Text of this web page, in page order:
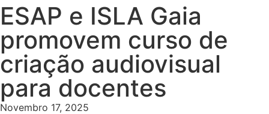
ESAP e ISLA Gaia
promovem curso de
criação audiovisual
para docentes
Novembro 17, 2025